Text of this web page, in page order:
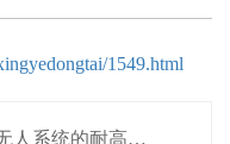
1549.html
美国企业制造出可用于无人系统的耐高温碳纤维